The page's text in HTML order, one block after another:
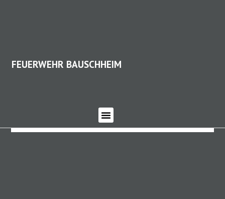
FEUERWEHR BAUSCHHEIM